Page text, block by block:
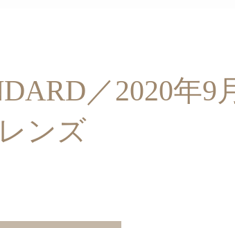
／2020年9
ンズ